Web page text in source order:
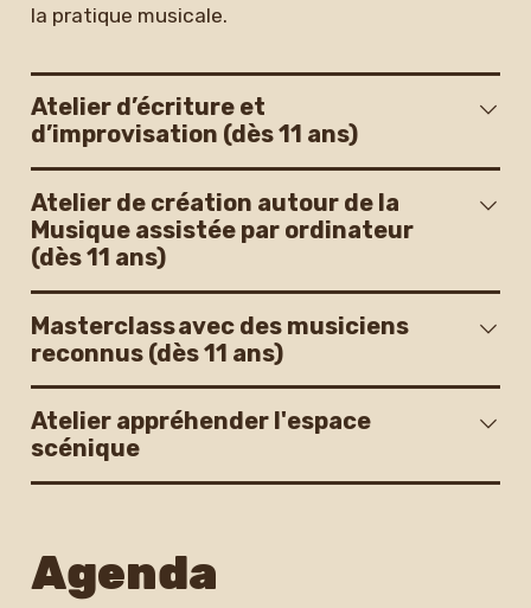
la pratique musicale.
Atelier d’écriture et
d’improvisation (dès 11 ans)
Atelier de création autour de la
Musique assistée par ordinateur
(dès 11 ans)
Masterclass avec des musiciens
reconnus (dès 11 ans)
Atelier appréhender l'espace
scénique
Agenda